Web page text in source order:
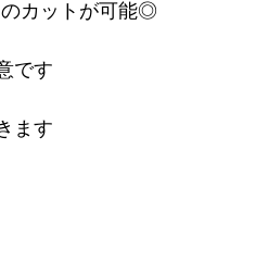
のカットが可能◎
です
ます